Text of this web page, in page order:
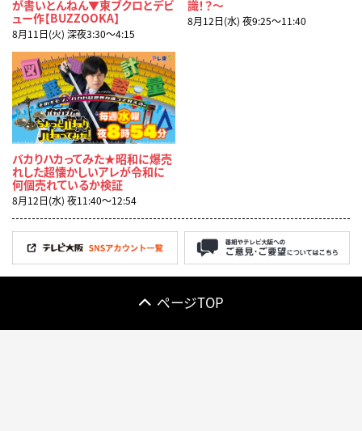
が書いとんねん▼東ブクロとデビ
ュー作【BUZZOOKA】
8月11日(火) 深夜3:30〜4:15
識！？～
8月12日(水) 夜9:25〜11:40
バカりハカってみた★昭和に爆売
れした超懐かしいアレが令和に
何個売れているか検証
8月12日(水) 夜11:40〜12:54
ページTOP